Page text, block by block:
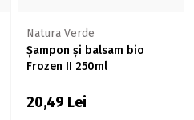
Natura Verde
Șampon și balsam bio
Frozen II 250ml
20,49 Lei